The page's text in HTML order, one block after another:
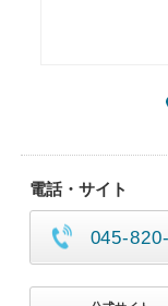
電話・サイト
045-